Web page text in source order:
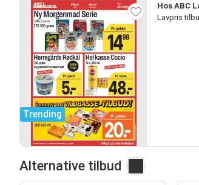
Trending
Hos ABC
Lavpris
Alternative tilbud